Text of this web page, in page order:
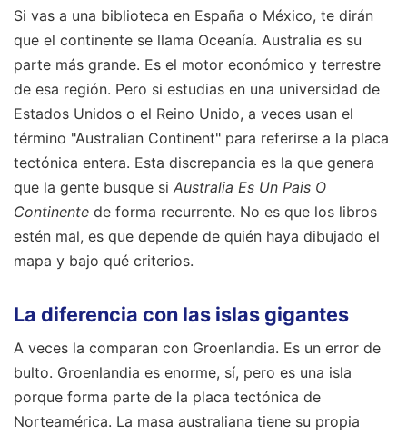
Si vas a una biblioteca en España o México, te dirán
que el continente se llama Oceanía. Australia es su
parte más grande. Es el motor económico y terrestre
de esa región. Pero si estudias en una universidad de
Estados Unidos o el Reino Unido, a veces usan el
término "Australian Continent" para referirse a la placa
tectónica entera. Esta discrepancia es la que genera
que la gente busque si Australia Es Un Pais O
Continente de forma recurrente. No es que los libros
estén mal, es que depende de quién haya dibujado el
mapa y bajo qué criterios.
La diferencia con las islas gigantes
A veces la comparan con Groenlandia. Es un error de
bulto. Groenlandia es enorme, sí, pero es una isla
porque forma parte de la placa tectónica de
Norteamérica. La masa australiana tiene su propia